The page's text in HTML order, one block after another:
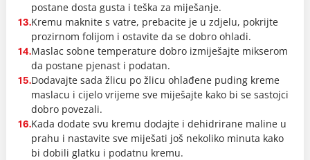
postane dosta gusta i teška za miješanje.
13.Kremu maknite s vatre, prebacite je u zdjelu, pokrijte
prozirnom folijom i ostavite da se dobro ohladi.
14.Maslac sobne temperature dobro izmiješajte mikserom
da postane pjenast i podatan.
15.Dodavajte sada žlicu po žlicu ohlađene puding kreme
maslacu i cijelo vrijeme sve miješajte kako bi se sastojci
dobro povezali.
16.Kada dodate svu kremu dodajte i dehidrirane maline u
prahu i nastavite sve miješati još nekoliko minuta kako
bi dobili glatku i podatnu kremu.